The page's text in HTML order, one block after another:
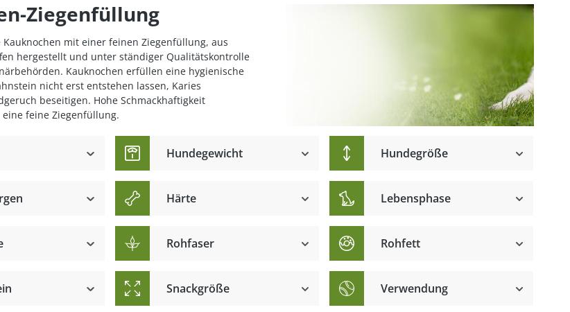
Ziegenfüllung
mit einer feinen Ziegenfüllung, aus
hergestellt und unter ständiger Qualitätskontrolle
Kauknochen erfüllen eine hygienische
nicht erst entstehen lassen, Karies
beseitigen. Hohe Schmackhaftigkeit
feine Ziegenfüllung.
Hundegewicht Hundegröße
Härte Lebensphase
Rohfaser Rohfett
Snackgröße Verwendung